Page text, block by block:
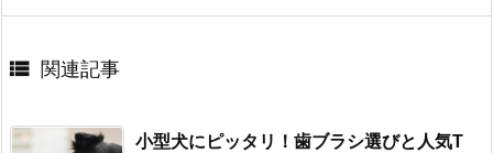
 関連記事
小型犬にピッタリ！歯ブラシ選びと人気T